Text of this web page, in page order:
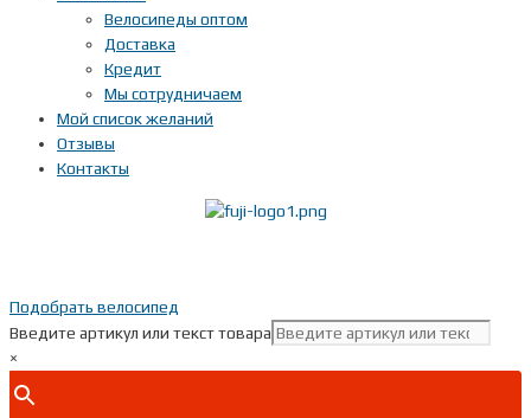
Велосипеды оптом
Доставка
Кредит
Мы сотрудничаем
Мой список желаний
Отзывы
Контакты
Подобрать велосипед
Введите артикул или текст товара
×